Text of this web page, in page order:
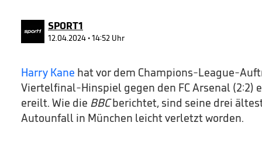
SPORT1
12.04.2024 • 14:52 Uhr
Harry Kane hat vor dem Champions-League-
Viertelfinal-Hinspiel gegen den FC Arsenal (2:2)
ereilt. Wie die BBCberichtet, sind seine drei
Autounfall in München leicht verletzt worden.